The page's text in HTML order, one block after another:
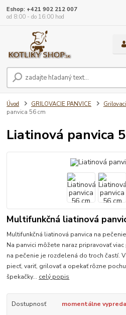
Eshop: +421 902 212 007
od 8:00 - do 16:00 hod
Úvod GRILOVACIE PANVICE
panvica 56 cm
Liatinová panvica
Multifunkčná liatinová
Multifunkčná liatinová panvica na
Na panvici môžete naraz pripravovať
na pečenie je rozdelená do troch častí.
piecť, variť, grilovať a opekať rôzne
špekačky... celý popis
Dostupnosť momentálne